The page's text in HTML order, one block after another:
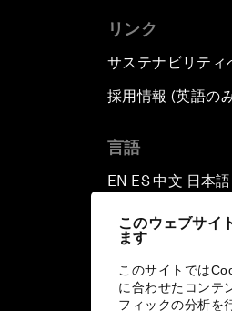
このウェブサイ
ます
このサイトでは
に合わせたコンテ
フィックの分析を
リンク
サステナビリティ
採用情報 (英語の
言語
EN ▪ES▪中文▪ 日本語